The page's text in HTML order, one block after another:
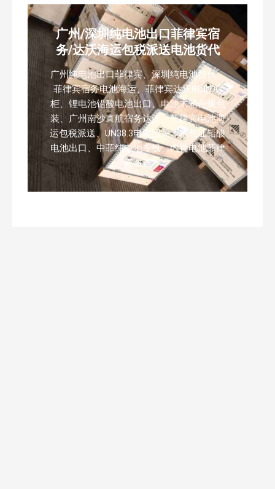
广州/深圳纯电池出口菲律宾宿
务/达沃海运包税派送电池货代
广州纯电池出口菲律宾、深圳纯电池货代、
菲律宾宿务电池海运、菲律宾达沃电池DG
柜、锂电池铅酸电池出口、电池木箱合规包
装、广州南沙直航宿务达沃、菲律宾电池海
运包税派送、UN38.3电池报关、危包证铅酸
电池出口、中菲纯电池专线、内置电池菲律
宾海运